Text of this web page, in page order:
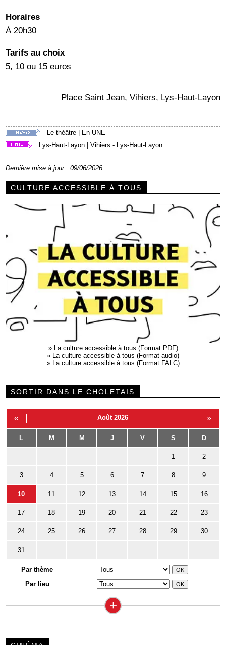
Horaires
À 20h30
Tarifs au choix
5, 10 ou 15 euros
Place Saint Jean, Vihiers, Lys-Haut-Layon
Le théâtre
En UNE
Lys-Haut-Layon |Vihiers - Lys-Haut-Layon
Dernière mise à jour : 09/06/2026
CULTURE ACCESSIBLE À TOUS
» La culture accessible à tous (Format PDF)
» La culture accessible à tous (Format audio)
» La culture accessible à tous (Format FALC)
SORTIR DANS LE CHOLETAIS
« Août 2026 »
L M M J V S D
1 2
3 4 5 6 7 8 9
10 11 12 13 14 15 16
17 18 19 20 21 22 23
24 25 26 27 28 29 30
31
Par thème
Par lieu
+